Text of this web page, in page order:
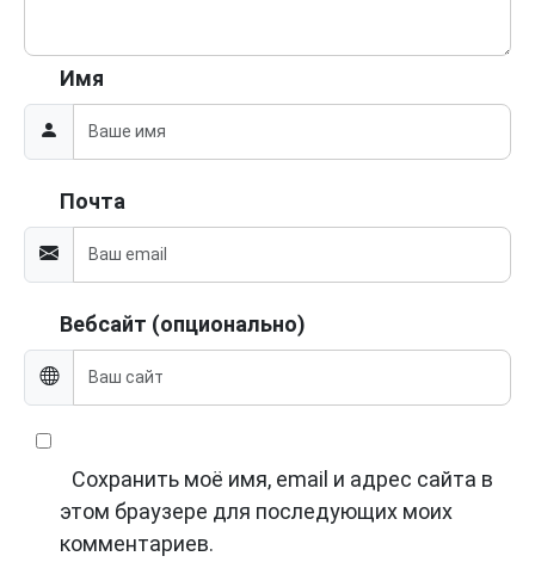
Имя
Почта
Вебсайт (опционально)
Сохранить моё имя, email и адрес сайта в
этом браузере для последующих моих
комментариев.